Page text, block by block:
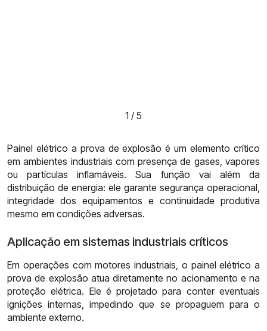
1 / 5
Painel elétrico a prova de explosão é um elemento crítico
em ambientes industriais com presença de gases, vapores
ou partículas inflamáveis. Sua função vai além da
distribuição de energia: ele garante segurança operacional,
integridade dos equipamentos e continuidade produtiva
mesmo em condições adversas.
Aplicação em sistemas industriais críticos
Em operações com motores industriais, o painel elétrico a
prova de explosão atua diretamente no acionamento e na
proteção elétrica. Ele é projetado para conter eventuais
ignições internas, impedindo que se propaguem para o
ambiente externo.